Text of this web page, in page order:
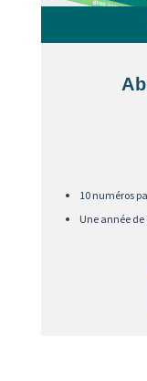
10 numéros
Une année